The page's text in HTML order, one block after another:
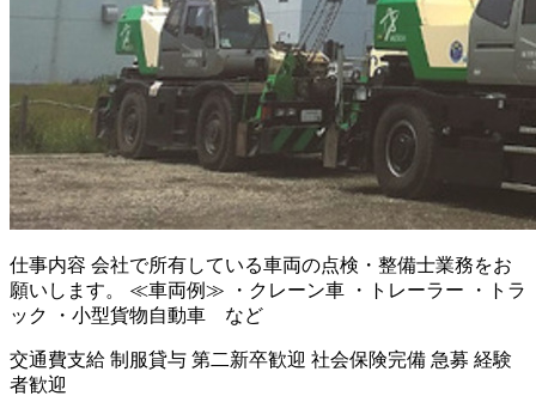
仕事内容 会社で所有している車両の点検・整備士業務をお
願いします。 ≪車両例≫ ・クレーン車 ・トレーラー ・トラ
ック ・小型貨物自動車 など
交通費支給 制服貸与 第二新卒歓迎 社会保険完備 急募 経験
者歓迎